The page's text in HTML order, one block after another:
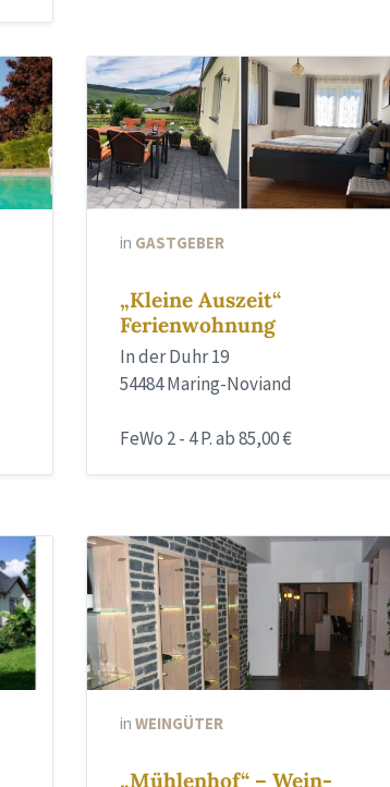
in GASTGEBER
„Kleine Auszeit“
Ferienwohnung
In der Duhr 19
54484 Maring-Noviand
FeWo 2 - 4 P. ab 85,00 €
inWEINGÜTER
„Mühlenhof“ – Wein-